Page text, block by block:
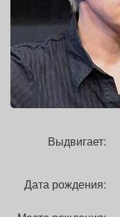
Выдвигает:
Дата рождения: